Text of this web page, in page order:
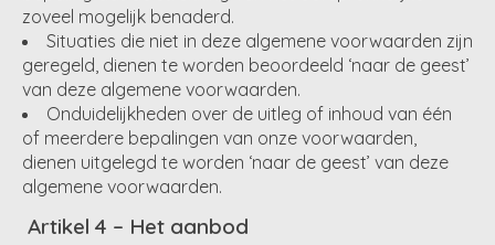
zoveel mogelijk benaderd.
Situaties die niet in deze algemene voorwaarden zijn
geregeld, dienen te worden beoordeeld ‘naar de geest’
van deze algemene voorwaarden.
Onduidelijkheden over de uitleg of inhoud van één
of meerdere bepalingen van onze voorwaarden,
dienen uitgelegd te worden ‘naar de geest’ van deze
algemene voorwaarden.
Artikel 4 – Het aanbod